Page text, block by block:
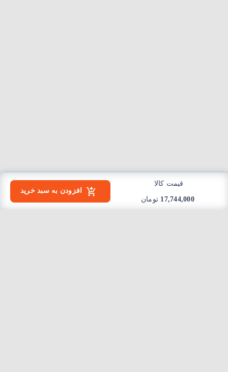
قیمت کالا
17,744,000 تومان
افزودن به سبد خرید